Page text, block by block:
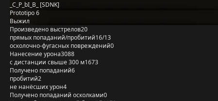
_C_P_bI_B_ [SDNK]
Prototipo 6
Выжил
Произведено выстрелов20
прямых попаданий/пробитий16/13
осколочно-фугасных повреждений0
Нанесение урона3088
с дистанции свыше 300 м1673
Получено попаданий6
пробитий2
не нанёсших урон4
Получено попаданий осколками0